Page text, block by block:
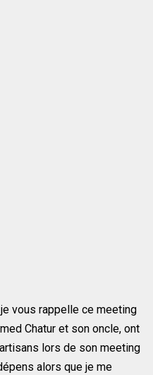
vous rappelle ce meeting
Chatur et son oncle, ont
lors de son meeting
alors que je me